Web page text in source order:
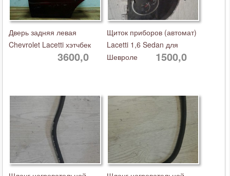
Дверь задняя левая
Chevrolet Lacetti хэтчбек
3600,0
Щиток приборов (автомат)
Lacetti 1,6 Sedan для
Шевроле
1500,0